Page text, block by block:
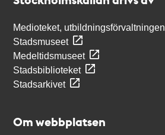
Medioteket, utbildningsförvaltningen
Stadsmuseet
Medeltidsmuseet
Stadsbiblioteket
Stadsarkivet
Om webbplatsen